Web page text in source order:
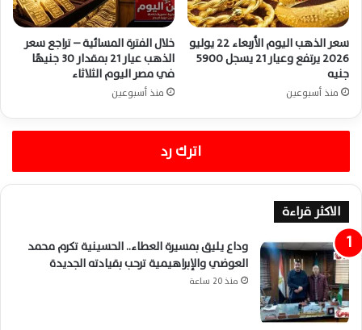
سعر الذهب اليوم الأربعاء 22 يوليو
2026 يرتفع وعيار 21 يسجل 5900
جنيه
منذ أسبوعين
خلال الفترة المسائية – تراجع سعر
الذهب عيار 21 بمقدار 30 جنيهًا
في مصر اليوم الثلاثاء
منذ أسبوعين
اترك رد
الاكثر قراءة
وداع يليق بمسيرة العطاء.. الحسينية تكرم محمد
العوضي والإبراهيمية ترحب بقيادته الجديدة
منذ 20 ساعة